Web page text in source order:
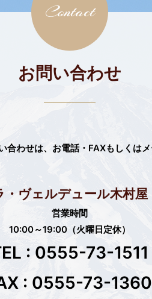
Contact
お問い合わせ
わせは、 お電話・FAXもしくは
・ヴェルデュール木村屋
営業時間
10:00～19:00（火曜日定休）
: 0555-73-1511
: 0555-73-1360